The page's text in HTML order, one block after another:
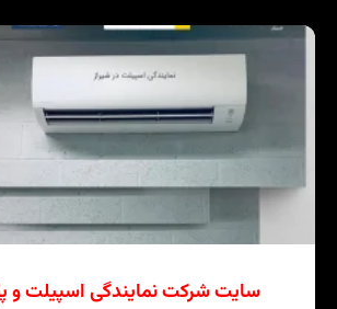
سایت شرکت نمایندگی اسپیلت و